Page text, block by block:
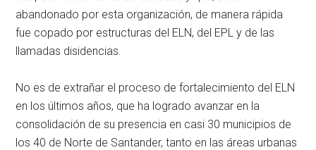
abandonado por esta organización, de manera rápida
fue copado por estructuras del ELN, del EPL y de las
llamadas disidencias.
No es de extrañar el proceso de fortalecimiento del ELN
en los últimos años, que ha logrado avanzar en la
consolidación de su presencia en casi 30 municipios de
los 40 de Norte de Santander, tanto en las áreas urbanas